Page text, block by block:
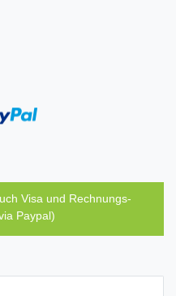
Visa und Rechnungs-
Paypal)